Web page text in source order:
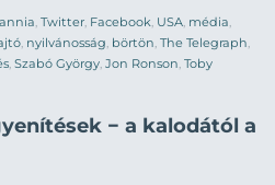
, Twitter, Facebook, USA, média,
, nyilvánosság, börtön, The Telegraph,
, Szabó György, Jon Ronson, Toby
− a kalodától a